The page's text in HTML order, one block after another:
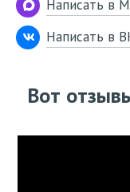
Написать в
Написать в
Вот